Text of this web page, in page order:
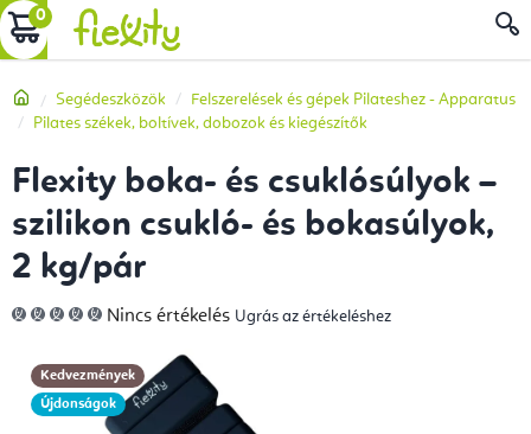
Ugrás
a
tartalomhoz
KOSÁR
Kezdőlap
Segédeszközök
Felszerelések és gépek Pilateshez - Apparatus
Pilates székek, boltívek, dobozok és kiegészítők
Flexity boka- és csuklósúlyok –
szilikon csukló- és bokasúlyok,
2 kg/pár
A
termék
értékelése
5-
ből
0,0
csillag.
Nincs értékelés Ugrás az értékeléshez
Kedvezmények
Újdonságok